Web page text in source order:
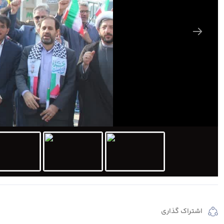
اشتراک گذاری